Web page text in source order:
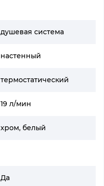
душевая система
настенный
термостатический
19 л/мин
хром, белый
Да